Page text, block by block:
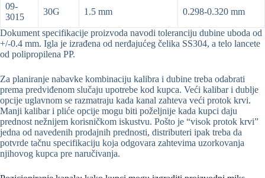
09-
3015
30G 1.5 mm 0.298-0.320 mm
Dokument specifikacije proizvoda navodi toleranciju dubine uboda od
+/-0.4 mm. Igla je izrađena od nerđajućeg čelika SS304, a telo lancete
od polipropilena PP.
Za planiranje nabavke kombinaciju kalibra i dubine treba odabrati
prema predviđenom slučaju upotrebe kod kupca. Veći kalibar i dublje
opcije uglavnom se razmatraju kada kanal zahteva veći protok krvi.
Manji kalibar i pliće opcije mogu biti poželjnije kada kupci daju
prednost nežnijem korisničkom iskustvu. Pošto je “visok protok krvi”
jedna od navedenih prodajnih prednosti, distributeri ipak treba da
potvrde tačnu specifikaciju koja odgovara zahtevima uzorkovanja
njihovog kupca pre naručivanja.